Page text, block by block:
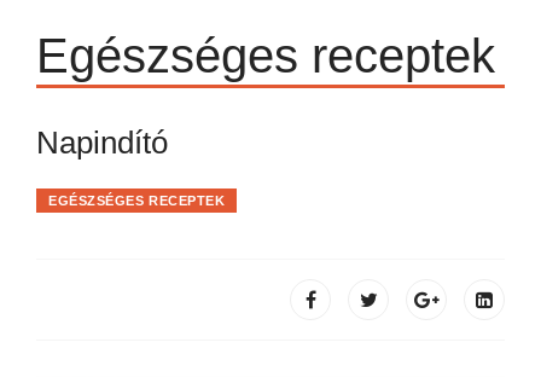
Egészséges receptek
Napindító
EGÉSZSÉGES RECEPTEK